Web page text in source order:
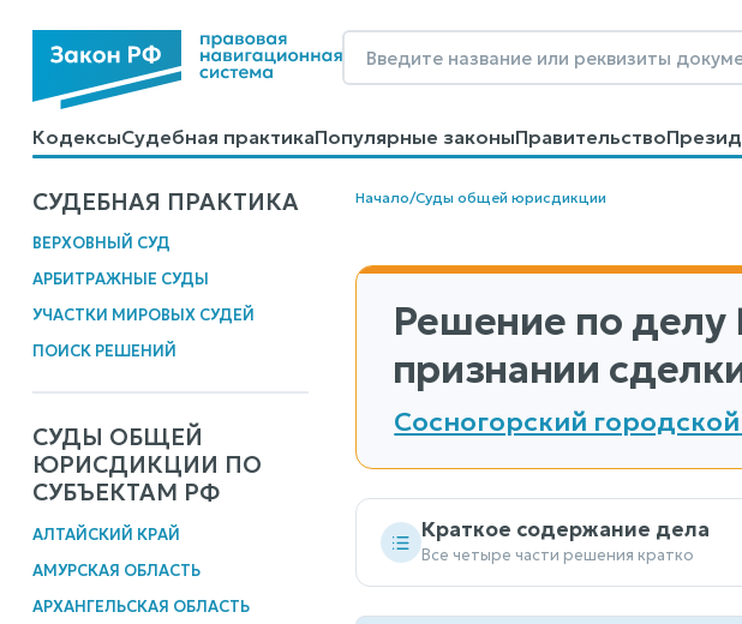
КодексыСудебная практикаПопулярные законыПравительство
КалькуляторыСправочные материалыОбразцы договоровКонтакты
СУДЕБНАЯ ПРАКТИКА
ВЕРХОВНЫЙ СУД
АРБИТРАЖНЫЕ СУДЫ
УЧАСТКИ МИРОВЫХ СУДЕЙ
ПОИСК РЕШЕНИЙ
СУДЫ ОБЩЕЙ
ЮРИСДИКЦИИ ПО
СУБЪЕКТАМ РФ
АЛТАЙСКИЙ КРАЙ
АМУРСКАЯ ОБЛАСТЬ
АРХАНГЕЛЬСКАЯ ОБЛАСТЬ
Начало/Суды общей юрисдикции
Решение по делу
признании
Сосногорский
Краткое содержание дела
Все четыре части решения кратко